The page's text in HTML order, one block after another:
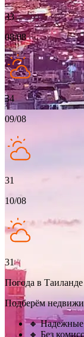
33
08/08
34
09/08
31
10/08
31
Погода в Таиланде
Подберём
🔸 Надежные
🔸 Без